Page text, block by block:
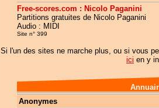
Free-scores.com : Nicolo Paganini
Partitions gratuites de Nicolo Paganini
Audio : MIDI
Site n° 399
Si l'un des sites ne marche plus, ou si vous
ici en y
Anonymes